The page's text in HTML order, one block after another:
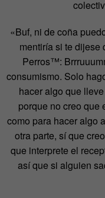
«Buf, ni de coña
mentiría si te dijese
Perros™:
consumismo. Solo
hacer algo que
porque no creo que
como para hacer algo
otra parte, sí que
que interprete el
así que si alguien